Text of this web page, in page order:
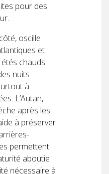
pour des
oscille
et
chauds
nuits
à
L’Autan,
après les
à préserver
permettent
aboutie
nécessaire à